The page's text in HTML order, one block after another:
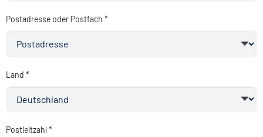
Postadresse oder Postfach *
Land *
Postleitzahl *